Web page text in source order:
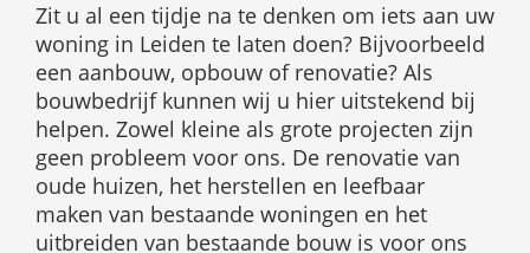
Zit u al een tijdje na te denken om iets aan uw
woning in Leiden te laten doen? Bijvoorbeeld
een aanbouw, opbouw of renovatie? Als
bouwbedrijf kunnen wij u hier uitstekend bij
helpen. Zowel kleine als grote projecten zijn
geen probleem voor ons. De renovatie van
oude huizen, het herstellen en leefbaar
maken van bestaande woningen en het
uitbreiden van bestaande bouw is voor ons